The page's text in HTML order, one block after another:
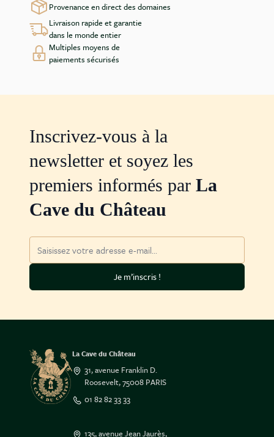
Provenance en direct des domaines
Livraison rapide et garantie
dans le monde entier
Multiples moyens de
paiements sécurisés
Inscrivez-vous à la
newsletter et soyez les
premiers informés par La
Cave du Château
Je m’inscris !
La Cave du Château
31, avenue Franklin D.
Roosevelt, 75008 PARIS
01 82 82 33 33
135, avenue Jean Jaurès,